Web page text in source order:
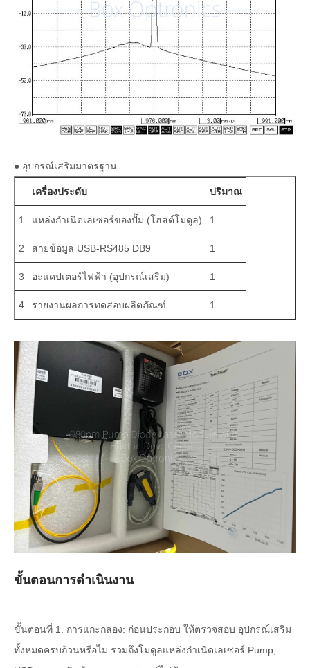
● อุปกรณ์เสริมมาตรฐาน
เครื่องประดับ ปริมาณ
1 แหล่งกำเนิดเลเซอร์ของปั๊ม (โฮสต์โมดูล) 1
2 สายข้อมูล USB-RS485 DB9 1
3 อะแดปเตอร์ไฟฟ้า (อุปกรณ์เสริม) 1
4 รายงานผลการทดสอบผลิตภัณฑ์ 1
ขั้นตอนการดำเนินงาน
ขั้นตอนที่ 1. การแกะกล่อง: ก่อนประกอบ ให้ตรวจสอบ อุปกรณ์เสริม
ทั้งหมดครบถ้วนหรือไม่ รวมถึงโมดูลแหล่งกำเนิดเลเซอร์ Pump,